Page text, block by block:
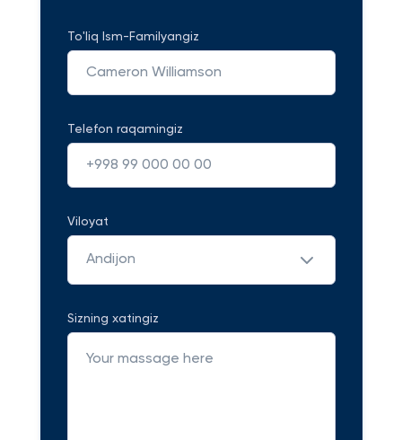
To'liq Ism-Familyangiz
Telefon raqamingiz
Viloyat
Andijon
Sizning xatingiz